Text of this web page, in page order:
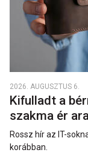
2026. AUGUSZTUS 6.
Kifulladt a
szakma ér
Rossz hír az IT-
korábban.